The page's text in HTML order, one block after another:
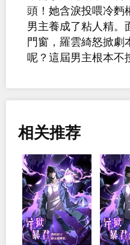
頭！她含淚投喂冷麪
男主養成了粘人精。
門窗，羅雲綺怒掀劇
呢？這屆男主根本不
相关推荐